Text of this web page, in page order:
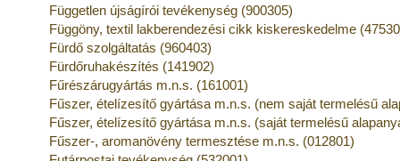
Független újságírói tevékenység (900305)
Függöny, textil lakberendezési cikk kiskereskedelme
Fürdő szolgáltatás (960403)
Fürdőruhakészítés (141902)
Fűrészárugyártás m.n.s. (161001)
Fűszer, ételízesítő gyártása m.n.s. (nem saját termelésű
Fűszer, ételízesítő gyártása m.n.s. (saját termelésű
Fűszer-, aromanövény termesztése m.n.s. (012801)